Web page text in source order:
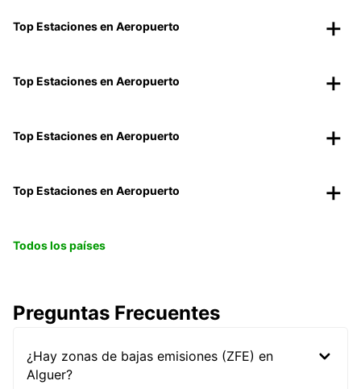
Top Estaciones en Aeropuerto
Top Estaciones en Aeropuerto
Top Estaciones en Aeropuerto
Top Estaciones en Aeropuerto
Todos los países
Preguntas Frecuentes
¿Hay zonas de bajas emisiones (ZFE) en
Alguer?